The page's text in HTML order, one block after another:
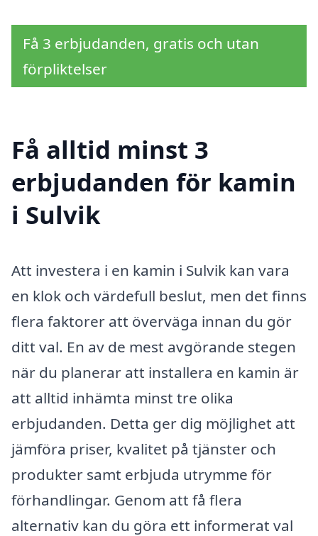
Få 3 erbjudanden, gratis och utan
förpliktelser
Få alltid minst 3
erbjudanden för kamin
i Sulvik
Att investera i en kamin i Sulvik kan vara
en klok och värdefull beslut, men det finns
flera faktorer att överväga innan du gör
ditt val. En av de mest avgörande stegen
när du planerar att installera en kamin är
att alltid inhämta minst tre olika
erbjudanden. Detta ger dig möjlighet att
jämföra priser, kvalitet på tjänster och
produkter samt erbjuda utrymme för
förhandlingar. Genom att få flera
alternativ kan du göra ett informerat val